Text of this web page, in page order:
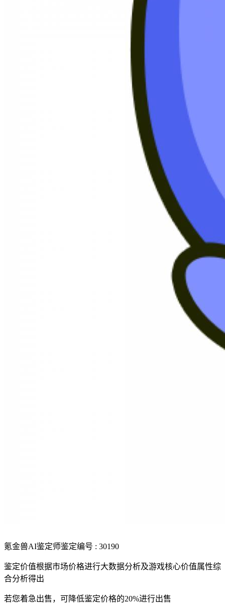
氪金兽AI鉴定师鉴定编号 : 30190
鉴定价值根据市场价格进行大数据分析及游戏核心价值属性综
合分析得出
若您着急出售，可降低鉴定价格的20%进行出售